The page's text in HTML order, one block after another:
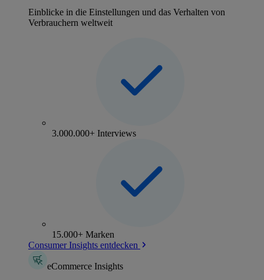
Einblicke in die Einstellungen und das Verhalten von
Verbrauchern weltweit
3.000.000+ Interviews
15.000+ Marken
Consumer Insights entdecken
eCommerce Insights